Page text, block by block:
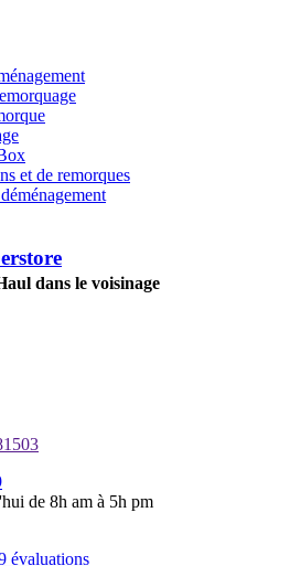
et de remorques
dans le voisinage
de 8h am à 5h pm
évaluations